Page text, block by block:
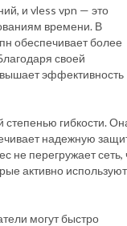
и vless vpn — это
времени. В
обеспечивает более
своей
эффективность
степенью гибкости.
надежную
не перегружает сеть,
активно используют
могут быстро